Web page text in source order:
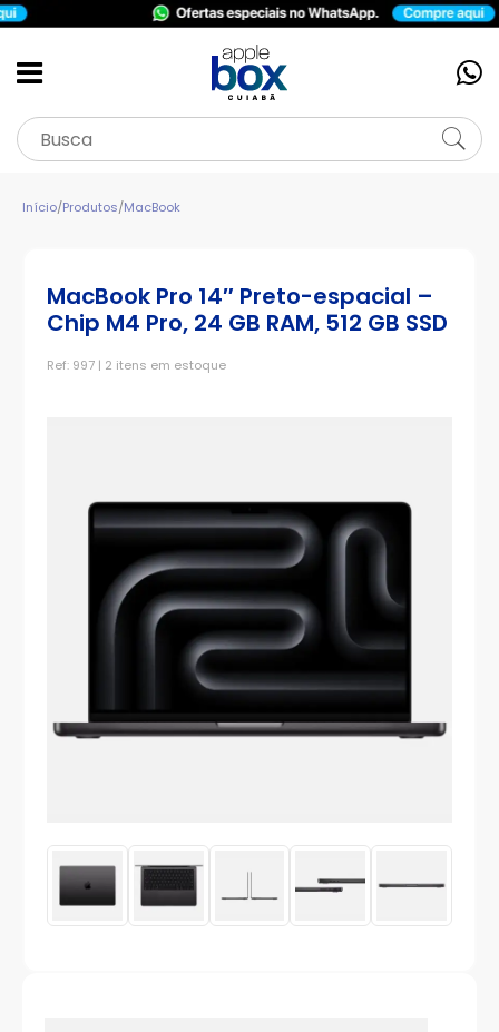
Início/Produtos/MacBook
MacBook Pro 14″ Preto-espacial –
Chip M4 Pro, 24 GB RAM, 512 GB SSD
Ref: 997 | 2 itens em estoque